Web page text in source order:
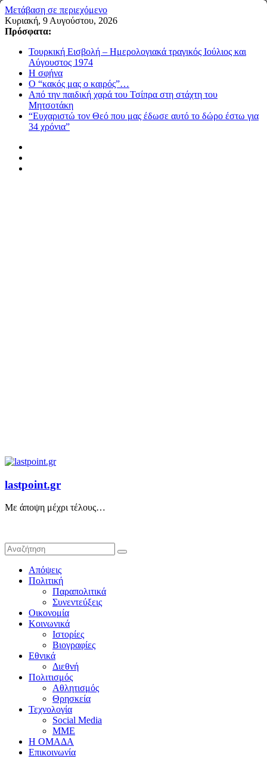
Μετάβαση σε περιεχόμενο
Κυριακή, 9 Αυγούστου, 2026
Πρόσφατα:
Τουρκική Εισβολή – Ημερολογιακά τραγικός Ιούλιος και
Αύγουστος 1974
Η σφήνα
Ο “κακός μας ο καιρός”…
Από την παιδική χαρά του Τσίπρα στη στάχτη του
Μητσοτάκη
“Ευχαριστώ τον Θεό που μας έδωσε αυτό το δώρο έστω για
34 χρόνια”
lastpoint.gr
Με άποψη μέχρι τέλους…
Απόψεις
Πολιτική
Παραπολιτικά
Συνεντεύξεις
Οικονομία
Κοινωνικά
Ιστορίες
Βιογραφίες
Εθνικά
Διεθνή
Πολιτισμός
Αθλητισμός
Θρησκεία
Τεχνολογία
Social Media
ΜΜΕ
Η ΟΜΑΔΑ
Επικοινωνία